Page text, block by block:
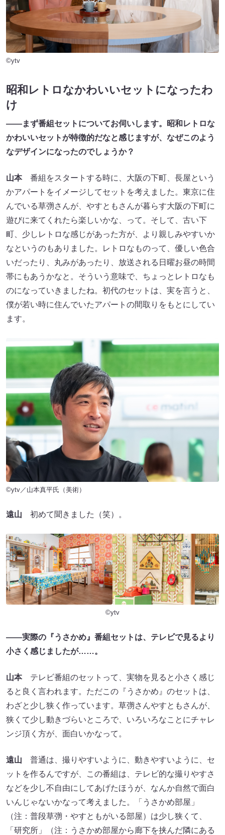
©ytv
昭和レトロなかわいいセット になったわ
け
――まず番組セットについてお伺いします。昭和レトロな
かわいいセットが特徴的だなと感じますが、なぜこのよう
なデザインになったのでしょうか？
山本番組をスタートする時に、大阪の下町、長屋という
かアパートをイメージしてセットを考えました。東京に住
んでいる草彅さんが、やすともさんが暮らす大阪の下町に
遊びに来てくれたら楽しいかな、って。そして、古い下
町、少しレトロな感じがあった方が、より親しみやすいか
なというのもありました。レトロなものって、優しい色合
いだったり、丸みがあったり、放送される日曜お昼の時間
帯にもあうかなと。そういう意味で、ちょっとレトロなも
のになっていきましたね。初代のセットは、実を言うと、
僕が若い時に住んでいたアパートの間取りをもとにしてい
ます。
©ytv／山本真平氏（美術）
遠山 初めて聞きました（笑）。
©ytv
――実際の『うさかめ』番組セットは、テレビで見るより
小さく感じましたが……。
山本テレビ番組のセットって、実物を見ると小さく感じ
ると良く言われます。ただこの『うさかめ』のセットは、
わざと少し狭く作っています。草彅さんやすともさんが、
狭くて少し動きづらいところで、いろいろなことにチャレ
ンジ頂く方が、面白いかなって。
遠山 普通は、撮りやすいように、動きやすいように、セ
ットを作るんですが、この番組は、テレビ的な撮りやすさ
などを少し不自由にしてあげたほうが、なんか自然で面白
いんじゃないかなって考えました。「うさかめ部屋」
（注：普段草彅・やすともがいる部屋）は少し狭くて、
「研究所」（注：うさかめ部屋から廊下を挟んだ隣にある